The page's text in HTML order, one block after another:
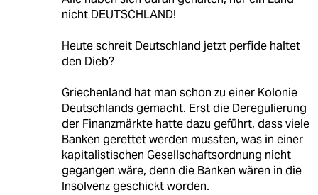
nicht DEUTSCHLAND!
Heute schreit Deutschland jetzt perfide haltet
den Dieb?
Griechenland hat man schon zu einer Kolonie
Deutschlands gemacht. Erst die Deregulierung
der Finanzmärkte hatte dazu geführt, dass viele
Banken gerettet werden mussten, was in einer
kapitalistischen Gesellschaftsordnung nicht
gegangen wäre, denn die Banken wären in die
Insolvenz geschickt worden.